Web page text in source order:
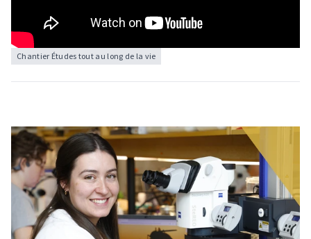
Chantier Études tout au long de la vie